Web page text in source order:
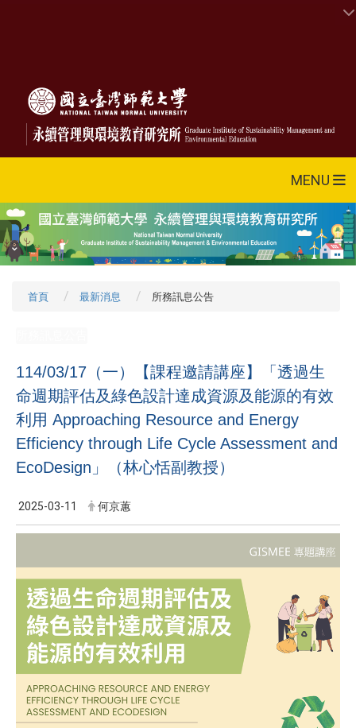
MENU
首頁 最新消息 所務訊息公告
114/03/17（一）【課程邀請講座】「透過生
命週期評估及綠色設計達成資源及能源的有效
利用 Approaching Resource and Energy
Efficiency through Life Cycle Assessment and
EcoDesign」（林心恬副教授）
2025-03-11 何京蕙